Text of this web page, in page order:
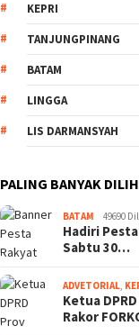
KEPRI
TANJUNGPINANG
BATAM
LINGGA
LIS DARMANSYAH
PALING BANYAK
BATAM 49690
Hadiri
Sabtu 30…
ADVETORIAL,
Ketua
Rakor